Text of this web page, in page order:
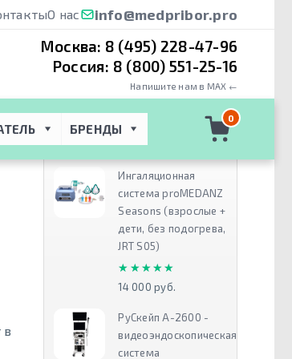
О нас info@medpribor.pro
Москва: 8 (495) 228-47-96
Россия: 8 (800) 551-25-16
Напишите нам в MAX ←
БРЕНДЫ
0
в
Рекомендуем
Ингаляционная
система proMEDANZ
Seasons (взрослые +
дети, без подогрева,
JRT S05)
★★★★★
★★★★★
14 000 руб.
РуСкейп А-2600 -
видеоэндоскопическая
система